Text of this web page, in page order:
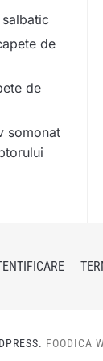
de
de
somonat
FOODICA